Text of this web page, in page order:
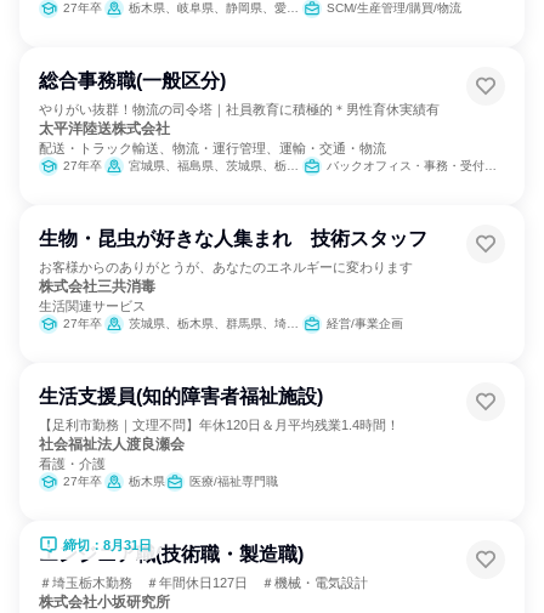
27年卒 栃木県、岐阜県、静岡県、愛知県 SCM/生産管理/購買/物流
総合事務職(一般区分)
やりがい抜群！物流の司令塔｜社員教育に積極的＊男性育休実績有
太平洋陸送株式会社
配送・トラック輸送、物流・運行管理、運輸・交通・物流
27年卒 宮城県、福島県、茨城県、栃木県、群馬県、埼玉県、東京都、神奈川県、新潟県、山梨県、長野県、静岡県 バックオフィス・事務・受付、SCM/生産管理/購買/物流、交通/運輸
生物・昆虫が好きな人集まれ 技術スタッフ
お客様からのありがとうが、あなたのエネルギーに変わります
株式会社三共消毒
生活関連サービス
27年卒 茨城県、栃木県、群馬県、埼玉県、千葉県、東京都、神奈川県、静岡県、愛知県、京都府、大阪府 経営/事業企画
生活支援員(知的障害者福祉施設)
【足利市勤務｜文理不問】年休120日＆月平均残業1.4時間！
社会福祉法人渡良瀬会
看護・介護
27年卒 栃木県 医療/福祉専門職
締切：8月31日
エンジニア職(技術職・製造職)
＃埼玉栃木勤務 ＃年間休日127日 ＃機械・電気設計
株式会社小坂研究所